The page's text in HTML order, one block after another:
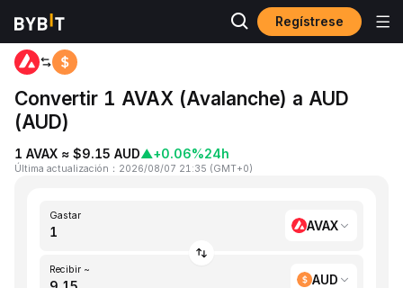
Regístrese
Inicio AVAX to AUD
Convertir 1 AVAX (Avalanche) a AUD
(AUD)
1 AVAX ≈ $9.15 AUD▲+0.06%24h
Última actualización ： 2026/08/07 21:35 (GMT+0)
Gastar
AVAX
Recibir ~
AUD